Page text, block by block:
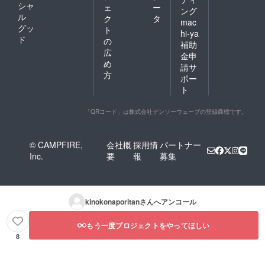
シャ
ル
グッ
ド
ェ
ク
ト
の
広
め
方
ー
タ
ング
mac
hi-ya
補助
金申
請サ
ポー
ト
「QRコード」は株式会社デンソーウェーブの登録商標です。
© CAMPFIRE,
Inc.
会社概
要
採用情
報
パートナー
募集
kinokonaporitanさんへアンコール
8
もう一度プロジェクトをやってほしい